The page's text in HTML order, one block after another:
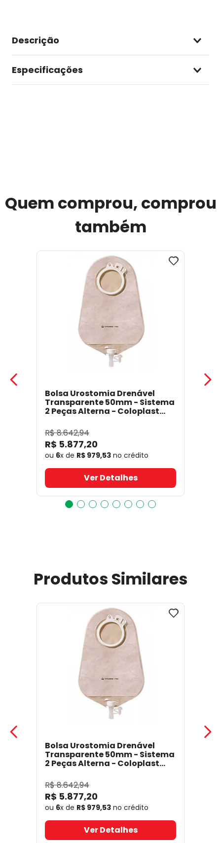
Descrição
Especificações
Quem comprou, comprou
também
Bolsa Urostomia Drenável
Transparente 50mm - Sistema
2 Peças Alterna - Coloplast
R$8.642,94
R$ 5.877,20
ou 6x de R$ 979,53 no crédito
Ver Detalhes
Produtos Similares
Bolsa Urostomia Drenável
Transparente 50mm - Sistema
2 Peças Alterna - Coloplast
R$8.642,94
R$ 5.877,20
ou 6x de R$ 979,53 no crédito
Ver Detalhes